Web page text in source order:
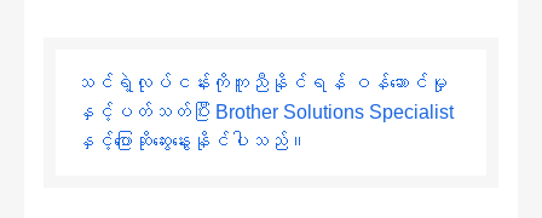
သင်ရဲ့လုပ်ငန်းကိုကူညီနိုင်ရန် ဝန်ဆောင်မှု
နှင့်ပတ်သတ်ပြီး Brother Solutions Specialist
နှင့်ပြောဆိုဆွေးနွေးနိုင်ပါသည်။